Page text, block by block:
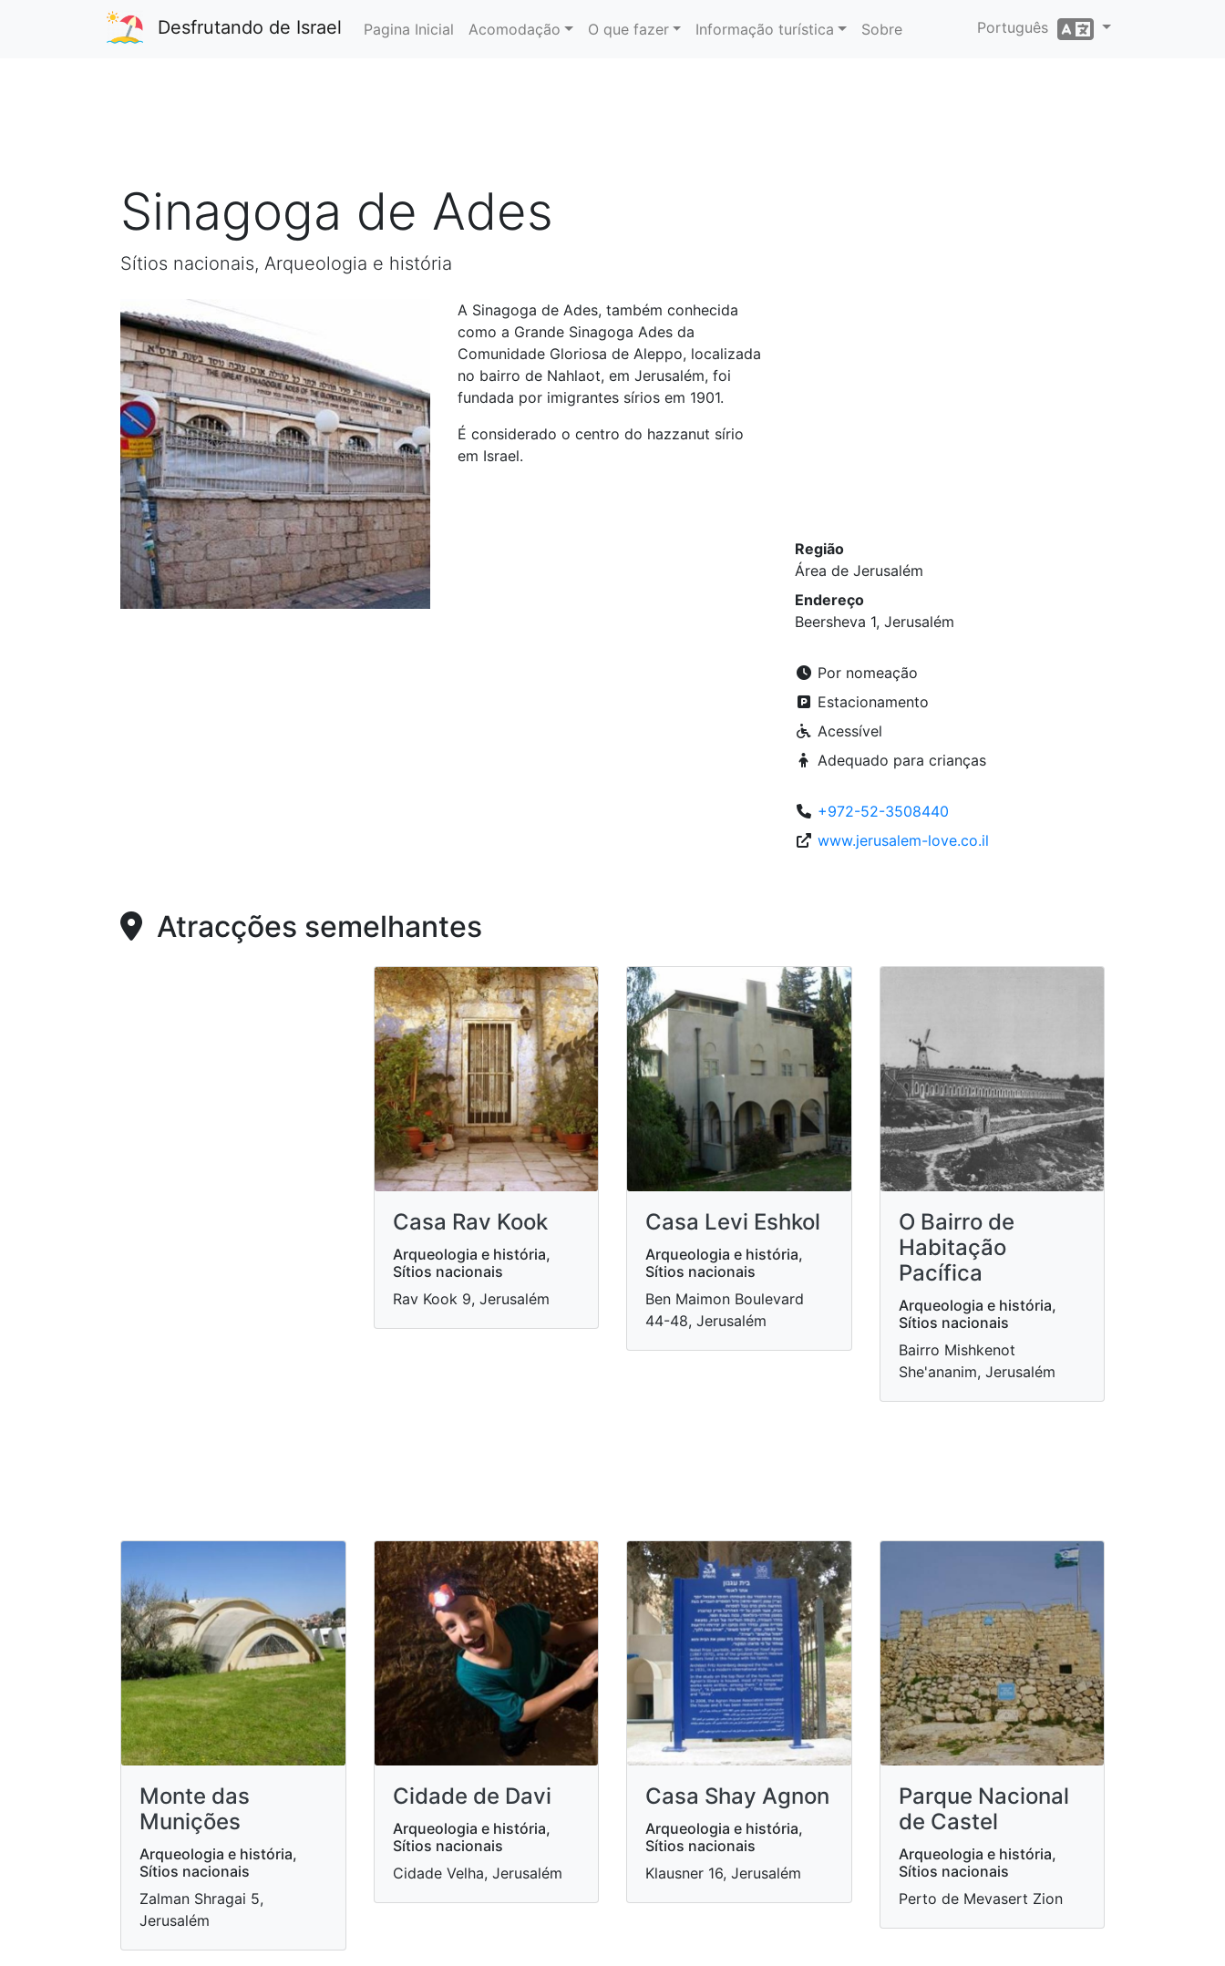
Desfrutando de Israel Pagina Inicial Acomodação O que fazer Informação turística Sobre Português
Sinagoga de Ades
Sítios nacionais, Arqueologia e história
A Sinagoga de Ades, também conhecida
como a Grande Sinagoga Ades da
Comunidade Gloriosa de Aleppo, localizada
no bairro de Nahlaot, em Jerusalém, foi
fundada por imigrantes sírios em 1901.
É considerado o centro do hazzanut sírio
em Israel.
Região
Área de Jerusalém
Endereço
Beersheva 1, Jerusalém
Por nomeação
Estacionamento
Acessível
Adequado para crianças
+972-52-3508440
www.jerusalem-love.co.il
Atracções semelhantes
Casa Rav Kook
Arqueologia e história,
Sítios nacionais
Rav Kook 9, Jerusalém
Casa Levi Eshkol
Arqueologia e história,
Sítios nacionais
Ben Maimon Boulevard
44-48, Jerusalém
O Bairro de
Habitação
Pacífica
Arqueologia e história,
Sítios nacionais
Bairro Mishkenot
She'ananim, Jerusalém
Monte das
Munições
Arqueologia e história,
Sítios nacionais
Zalman Shragai 5,
Jerusalém
Cidade de Davi
Arqueologia e história,
Sítios nacionais
Cidade Velha, Jerusalém
Casa Shay Agnon
Arqueologia e história,
Sítios nacionais
Klausner 16, Jerusalém
Parque Nacional
de Castel
Arqueologia e história,
Sítios nacionais
Perto de Mevasert Zion